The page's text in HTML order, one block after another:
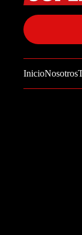
InicioNosotros
Política
Política